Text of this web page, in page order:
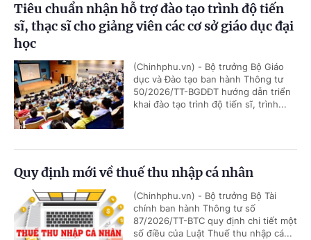
Tiêu chuẩn nhận hỗ trợ đào tạo trình độ tiến
sĩ, thạc sĩ cho giảng viên các cơ sở giáo dục đại
học
(Chinhphu.vn) - Bộ trưởng Bộ Giáo
dục và Đào tạo ban hành Thông tư
50/2026/TT-BGDĐT hướng dẫn triển
khai đào tạo trình độ tiến sĩ, trình...
Quy định mới về thuế thu nhập cá nhân
(Chinhphu.vn) - Bộ trưởng Bộ Tài
chính ban hành Thông tư số
87/2026/TT-BTC quy định chi tiết một
số điều của Luật Thuế thu nhập cá...